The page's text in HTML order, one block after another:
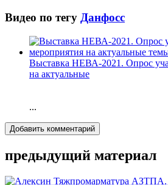
Видео по тегу Данфосс
Выставка НЕВА-2021. Опрос
на актуальные
...
Добавить комментарий
предыдущий материал